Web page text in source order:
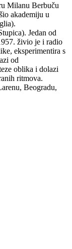
Milanu Berbuču
akademiju u
Jedan od
živio je i radio
eksperimentira s
od
oblika i dolazi
ritmova.
Beogradu,